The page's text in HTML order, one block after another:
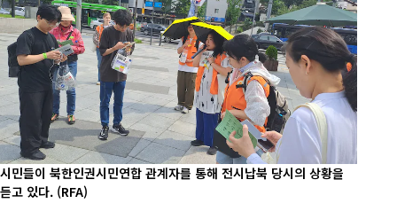
시민들이 북한인권시민연합 관계자를 통해 전시납북 당시의 상황을
듣고 있다. (RFA)